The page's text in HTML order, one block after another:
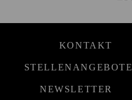
KONTAKT
STELLENANGEBOTE
NEWSLETTER